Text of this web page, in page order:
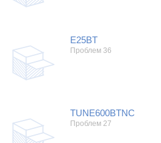
E25BT
Проблем 36
TUNE600BTNC
Проблем 27